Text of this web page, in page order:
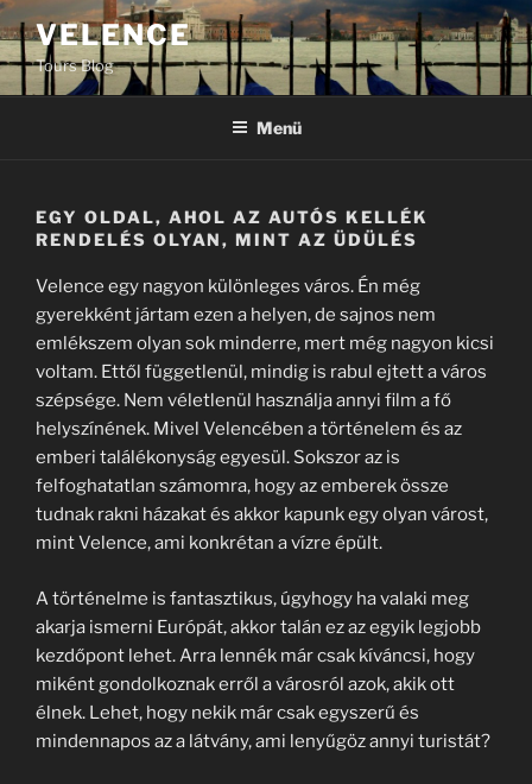
Tartalomhoz
VELENCE
Tours Blog
Menü
EGY OLDAL, AHOL AZ AUTÓS KELLÉK
RENDELÉS OLYAN, MINT AZ ÜDÜLÉS
Velence egy nagyon különleges város. Én még
gyerekként jártam ezen a helyen, de sajnos nem
emlékszem olyan sok minderre, mert még nagyon kicsi
voltam. Ettől függetlenül, mindig is rabul ejtett a város
szépsége. Nem véletlenül használja annyi film a fő
helyszínének. Mivel Velencében a történelem és az
emberi találékonyság egyesül. Sokszor az is
felfoghatatlan számomra, hogy az emberek össze
tudnak rakni házakat és akkor kapunk egy olyan várost,
mint Velence, ami konkrétan a vízre épült.
A történelme is fantasztikus, úgyhogy ha valaki meg
akarja ismerni Európát, akkor talán ez az egyik legjobb
kezdőpont lehet. Arra lennék már csak kíváncsi, hogy
miként gondolkoznak erről a városról azok, akik ott
élnek. Lehet, hogy nekik már csak egyszerű és
mindennapos az a látvány, ami lenyűgöz annyi turistát?